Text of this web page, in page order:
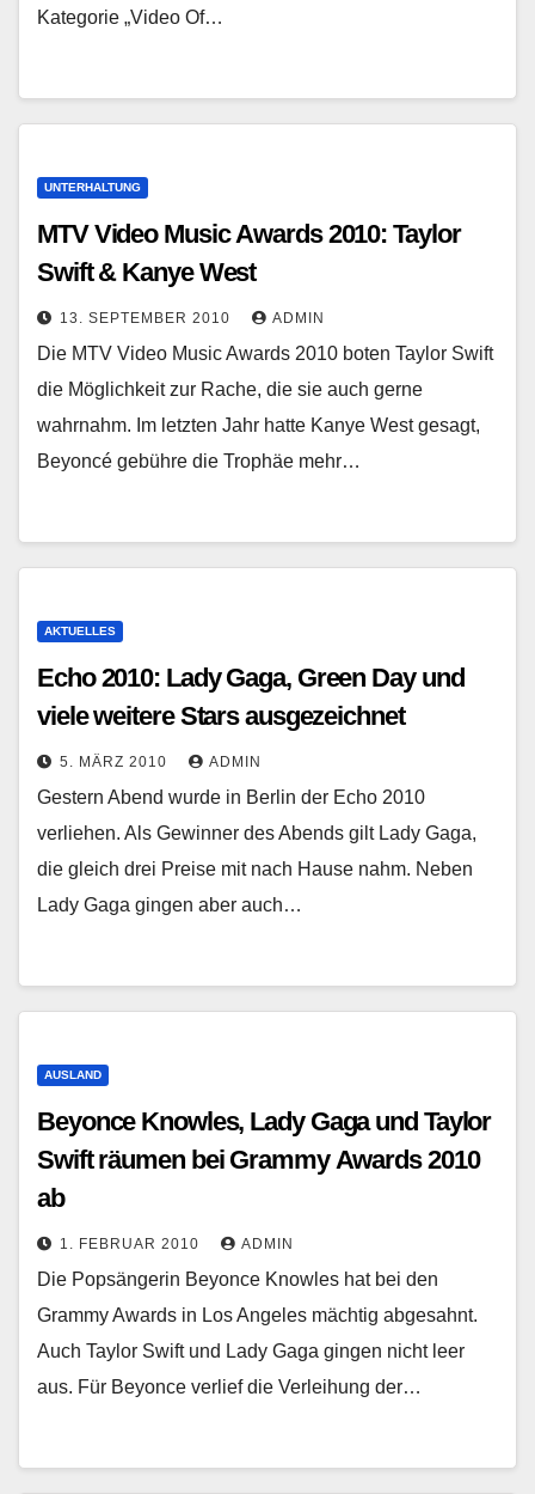
Kategorie „Video Of…
UNTERHALTUNG
MTV Video Music Awards 2010: Taylor
Swift & Kanye West
13. SEPTEMBER 2010 ADMIN
Die MTV Video Music Awards 2010 boten Taylor Swift
die Möglichkeit zur Rache, die sie auch gerne
wahrnahm. Im letzten Jahr hatte Kanye West gesagt,
Beyoncé gebühre die Trophäe mehr…
AKTUELLES
Echo 2010: Lady Gaga, Green Day und
viele weitere Stars ausgezeichnet
5. MÄRZ 2010 ADMIN
Gestern Abend wurde in Berlin der Echo 2010
verliehen. Als Gewinner des Abends gilt Lady Gaga,
die gleich drei Preise mit nach Hause nahm. Neben
Lady Gaga gingen aber auch…
AUSLAND
Beyonce Knowles, Lady Gaga und Taylor
Swift räumen bei Grammy Awards 2010
ab
1. FEBRUAR 2010 ADMIN
Die Popsängerin Beyonce Knowles hat bei den
Grammy Awards in Los Angeles mächtig abgesahnt.
Auch Taylor Swift und Lady Gaga gingen nicht leer
aus. Für Beyonce verlief die Verleihung der…